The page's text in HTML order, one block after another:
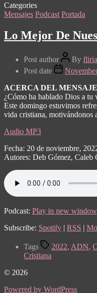
Categories
Mensajes Podcast Portada
Lo Mejor De
Post author By
Post date
ACERCA DEL MENSAJE
¿Cómo ha hablado Dios a tu
Este domingo estuvimos
vida cristiana, motivándonos
Audio MP3
Fecha: 20 de noviembre,
Autores: Deb Gómez, Caleb
Podcast: Play in new window
Subscribe: Spotify | RSS |
Tags 2022, ADN,
Cristiana
© 2026
Powered by WordPress